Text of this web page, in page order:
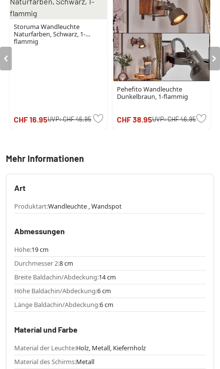
Storuma Wandleuchte
Naturfarben, Schwarz, 1-
flammig
CHF 16.95UVP:CHF 46.95
Pehefito Wandleuchte
Dunkelbraun, 1-flammig
CHF 38.95UVP:CHF 46.95
Mehr Informationen
Art
Produktart:Wandleuchte , Wandspot
Abmessungen
Höhe:19 cm
Durchmesser 2:8 cm
Breite Baldachin/Abdeckung:14 cm
Höhe Baldachin/Abdeckung:6 cm
Länge Baldachin/Abdeckung:6 cm
Material und Farbe
Material der Leuchte:Holz, Metall, Kiefernholz
Material des Schirms:Metall